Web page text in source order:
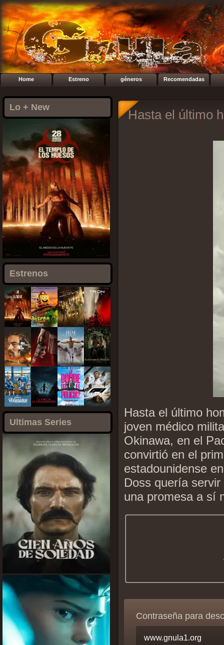
Home Estreno géneros Recomendadas
Lo + New
Estrenos
Ultimas Series
Hasta el último
Hasta el último
joven médico
Okinawa, en el
convirtió en el
estadounidense
Doss quería
una promesa a sí
Contraseña para